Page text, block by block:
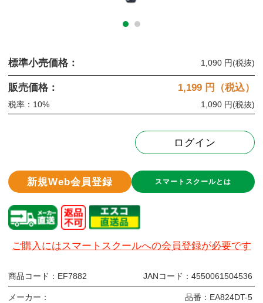
標準小売価格： 1,090 円(税抜)
販売価格： 1,199 円（税込）
税率：10% 1,090 円(税抜)
ログイン
新規Web会員登録 スマートスクールとは
ご購入にはスマートスクールへの会員登録が必要です
商品コード： EF7882 JANコード： 4550061504536
メーカー： 品番： EA824DT-5